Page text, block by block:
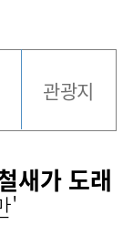
관광지
새가 도래
'